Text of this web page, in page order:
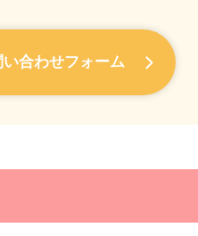
い合わせフォーム